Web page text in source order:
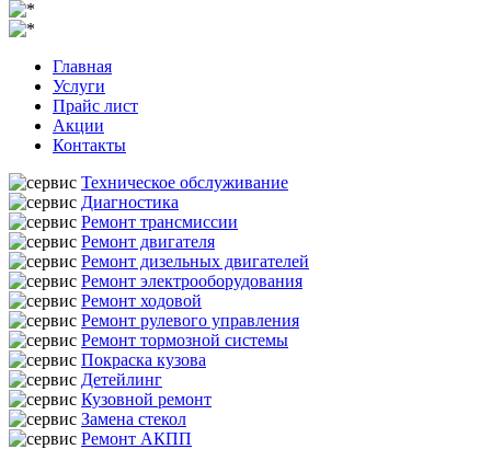
Главная
Услуги
Прайс лист
Акции
Контакты
Техническое обслуживание
Диагностика
Ремонт трансмиссии
Ремонт двигателя
Ремонт дизельных двигателей
Ремонт электрооборудования
Ремонт ходовой
Ремонт рулевого управления
Ремонт тормозной системы
Покраска кузова
Детейлинг
Кузовной ремонт
Замена стекол
Ремонт АКПП